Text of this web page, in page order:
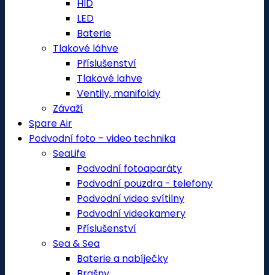
HID
LED
Baterie
Tlakové láhve
Příslušenství
Tlakové lahve
Ventily, manifoldy
Závaží
Spare Air
Podvodní foto – video technika
SeaLife
Podvodní fotoaparáty
Podvodní pouzdra - telefony
Podvodní video svítilny
Podvodní videokamery
Příslušenství
Sea & Sea
Baterie a nabíječky